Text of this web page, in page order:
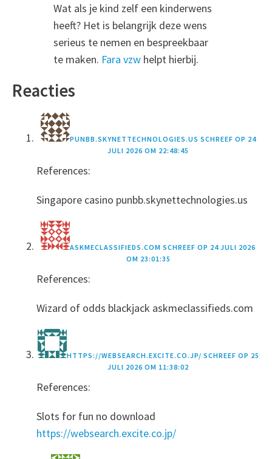
Wat als je kind zelf een kinderwens
heeft? Het is belangrijk deze wens
serieus te nemen en bespreekbaar
te maken. Fara vzw helpt hierbij.
Reacties
PUNBB.SKYNETTECHNOLOGIES.US SCHREEF OP 24
JULI 2026 OM 22:48:45
References:
Singapore casino punbb.skynettechnologies.us
ASKMECLASSIFIEDS.COM SCHREEF OP 24 JULI 2026
OM 23:01:35
References:
Wizard of odds blackjack askmeclassifieds.com
HTTPS://WEBSEARCH.EXCITE.CO.JP/ SCHREEF OP 25
JULI 2026 OM 11:38:02
References:
Slots for fun no download
https://websearch.excite.co.jp/